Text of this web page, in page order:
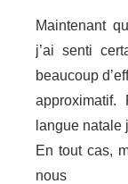
Maintenant
j’ai senti
beaucoup
approximatif.
langue natale
En tout cas,
nous